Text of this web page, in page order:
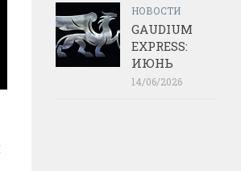
НОВОСТИ
GAUDIUM
EXPRESS:
ИЮНЬ
14/06/2026